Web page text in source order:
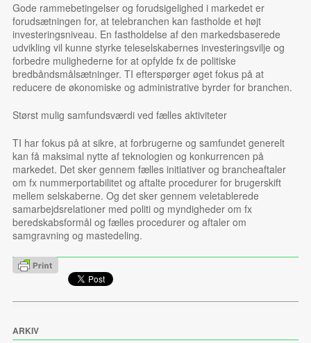
Gode rammebetingelser og forudsigelighed i markedet er
forudsætningen for, at telebranchen kan fastholde et højt
investeringsniveau. En fastholdelse af den markedsbaserede
udvikling vil kunne styrke teleselskabernes investeringsvilje og
forbedre mulighederne for at opfylde fx de politiske
bredbåndsmålsætninger. TI efterspørger øget fokus på at
reducere de økonomiske og administrative byrder for branchen.
Størst mulig samfundsværdi ved fælles aktiviteter
TI har fokus på at sikre, at forbrugerne og samfundet generelt
kan få maksimal nytte af teknologien og konkurrencen på
markedet. Det sker gennem fælles initiativer og brancheaftaler
om fx nummerportabilitet og aftalte procedurer for brugerskift
mellem selskaberne. Og det sker gennem veletablerede
samarbejdsrelationer med politi og myndigheder om fx
beredskabsformål og fælles procedurer og aftaler om
samgravning og mastedeling.
ARKIV